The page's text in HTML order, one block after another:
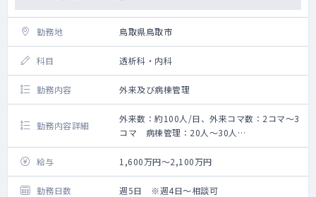
勤務地 鳥取県鳥取市
科目 透析科・内科
勤務内容 外来及び病棟管理
勤務内容詳細
外来数：約100人/日、外来コマ数：2コマ～3
コマ 病棟管理：20人～30人
外来を2コマ～3コマ程度、病棟管理は20名～
30名ほど対応お願いいたします。
給与 1,600万円～2,100万円
勤務日数 週5日 ※週4日～相談可